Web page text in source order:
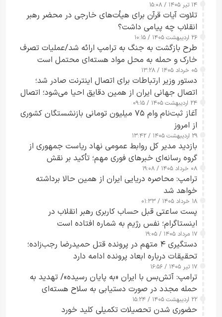
۱۴ تیر ۱۴۰۵ / ۱۵:۰۸
تلاوت آیات قرآن برای هیأت‌های خارجی در محضر رهبر
انقلاب چه پیامی داشت؟
۲۶ اردیبهشت ۱۴۰۵ / ۱۰:۱۵
طرح‌ بازگشت به جنگ به ترامپ ارائه شد/عملیات تصرف
خارک و حمله به محل مواد هسته‌ای محتمل است
۰۵ خرداد ۱۴۰۵ / ۱۳:۲۸
دستور وزیر ارتباطات برای اتصال اینترنت صادر شد؛
اتصال جهانی ایران از همین دقایق احیا می‌شود؛ اتصال
کامل مردم تا ۲۴ ساعت آینده
۲۴ اردیبهشت ۱۴۰۵ / ۰۹:۱۵
آغاز ثبت‌نام وام ۷۵ میلیون تومانی بازنشستگان کشوری
از امروز
۲۹ اردیبهشت ۱۴۰۵ / ۱۳:۴۲
بازدید مدیر کل روابط عمومی نهاد ریاست جمهوری از
گروه رسانه‌ای خبرهای فوری مهم؛ تأکید بر نقش
رسانه‌های هوشمند و مسئول در ارتقای آگاهی عمومی
۰۸ خرداد ۱۴۰۵ / ۱۹:۰۸
ترامپ: محاصره دریایی ایران از همین حالا برداشته
خواهد شد
۱۸ خرداد ۱۴۰۵ / ۰۱:۳۳
پست ساعتی قبل حساب کاربری رهبر انقلاب در
اینستاگرام؛ نفس رژیم به شماره افتاده است​
۱۷ مرداد ۱۴۰۵ / ۱۹:۰۵
دستگیری ۴ متهم در پرونده قتل حمیدرضا رجب‌زاده؛
تحقیقات درباره ابعاد پرونده ادامه دارد
۱۷ تیر ۱۴۰۵ / ۱۶:۵۶
ترامپ: آتش‌بس با ایران «به پایان رسیده»/ تهدید به
حمله مجدد در صورت دستیابی به سلاح هسته‌ای
۲۲ اردیبهشت ۱۴۰۵ / ۱۵:۲۴
حضوری شدن تحصیلات تکمیلی کلید خورد